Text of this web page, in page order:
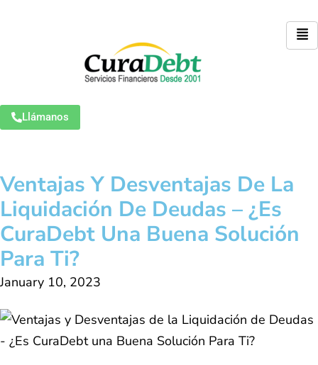
Llámanos
Ventajas Y Desventajas De La
Liquidación De Deudas – ¿Es
CuraDebt Una Buena Solución
Para Ti?
January 10, 2023